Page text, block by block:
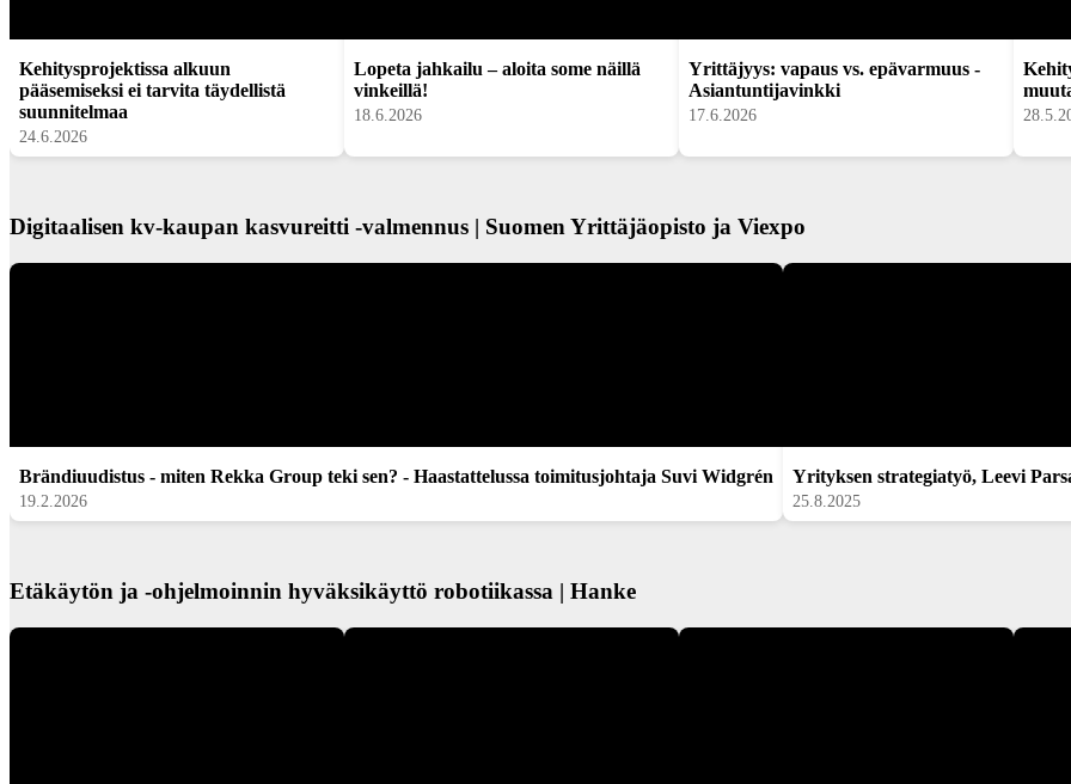
Kehitysprojektissa alkuun
pääsemiseksi ei tarvita täydellistä
suunnitelmaa
24.6.2026
Lopeta jahkailu – aloita some näillä
vinkeillä!
18.6.2026
Yrittäjyys: vapaus vs. epävarmuus -
Asiantuntijavinkki
17.6.2026
Digitaalisen kv-kaupan kasvureitti -valmennus | Suomen Yrittäjäopisto ja Viexpo
Brändiuudistus - miten Rekka Group teki sen? - Haastattelussa toimitusjohtaja Suvi Widgrén
19.2.2026
Yrityksen strategiatyö, Leevi
25.8.2025
Etäkäytön ja -ohjelmoinnin hyväksikäyttö robotiikassa | Hanke